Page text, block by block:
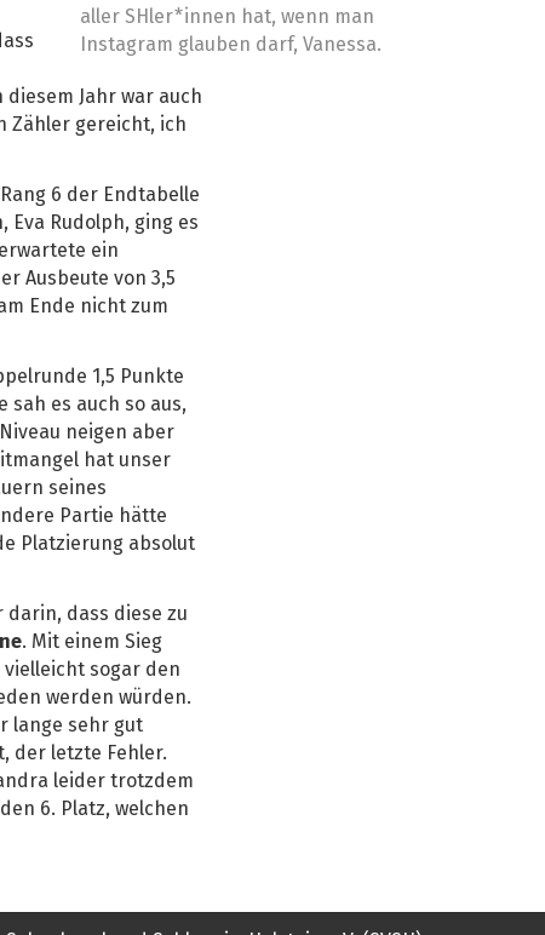
aller SHler*innen hat, wenn man
Instagram glauben darf, Vanessa.
Jahr war auch
Zähler gereicht, ich
6 der Endtabelle
Rudolph, ging es
ein
Ausbeute von 3,5
Ende nicht zum
1,5 Punkte
es auch so aus,
neigen aber
hat unser
seines
Partie hätte
Platzierung absolut
dass diese zu
. Mit einem Sieg
sogar den
werden würden.
lange sehr gut
der letzte Fehler.
leider trotzdem
6. Platz, welchen